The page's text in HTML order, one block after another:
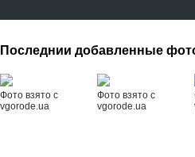
Последнии добавленные
Фото взято с
vgorode.ua
Фото взято с
vgorode.ua